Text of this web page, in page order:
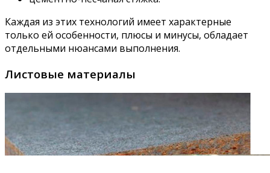
Каждая из этих технологий имеет характерные
только ей особенности, плюсы и минусы, обладает
отдельными нюансами выполнения.
Листовые материалы